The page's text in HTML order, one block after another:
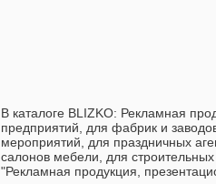
В каталоге BLIZKO: Рекламная
предприятий, для фабрик и
мероприятий, для праздничных
салонов мебели, для
"Рекламная продукция,